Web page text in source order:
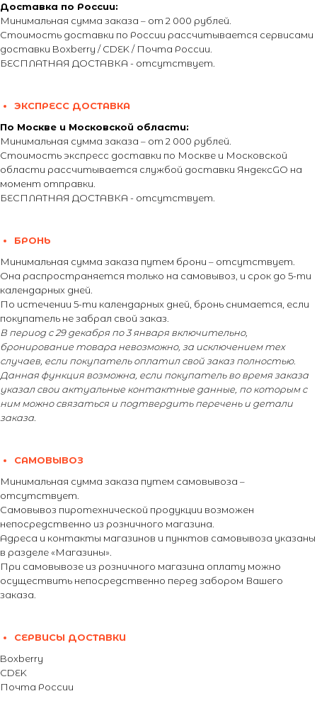
Доставка по России:
Минимальная сумма заказа – от 2 000 рублей.
Стоимость доставки по России рассчитывается сервисами
доставки Boxberry / CDEK / Почта России.
БЕСПЛАТНАЯ ДОСТАВКА - отсутствует.
ЭКСПРЕСС ДОСТАВКА
По Москве и Московской области:
Минимальная сумма заказа – от 2 000 рублей.
Стоимость экспресс доставки по Москве и Московской
области рассчитывается службой доставки ЯндексGO на
момент отправки.
БЕСПЛАТНАЯ ДОСТАВКА - отсутствует.
БРОНЬ
Минимальная сумма заказа путем брони – отсутствует.
Она распространяется только на самовывоз, и срок до 5-ти
календарных дней.
По истечении 5-ти календарных дней, бронь снимается, если
покупатель не забрал свой заказ.
В период с 29 декабря по 3 января включительно,
бронирование товара невозможно, за исключением тех
случаев, если покупатель оплатил свой заказ полностью.
Данная функция возможна, если покупатель во время заказа
указал свои актуальные контактные данные, по которым с
ним можно связаться и подтвердить перечень и детали
заказа.
САМОВЫВОЗ
Минимальная сумма заказа путем самовывоза –
отсутствует.
Самовывоз пиротехнической продукции возможен
непосредственно из розничного магазина.
Адреса и контакты магазинов и пунктов самовывоза указаны
в разделе «Магазины».
При самовывозе из розничного магазина оплату можно
осуществить непосредственно перед забором Вашего
заказа.
СЕРВИСЫ ДОСТАВКИ
Boxberry
CDEK
Почта России